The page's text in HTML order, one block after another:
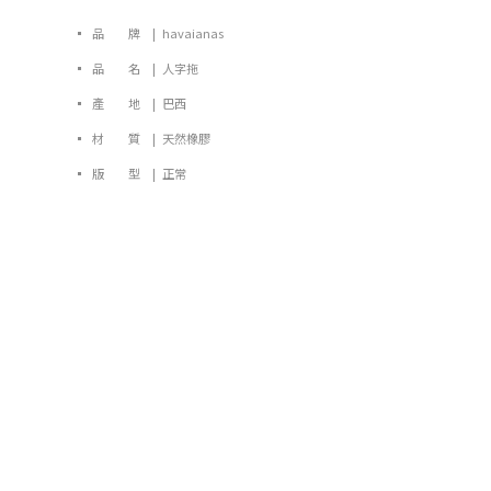
▪ 品 牌 | havaianas
▪ 品 名 | 人字拖
▪ 產 地 | 巴西
▪ 材 質 | 天然橡膠
▪ 版 型 | 正常